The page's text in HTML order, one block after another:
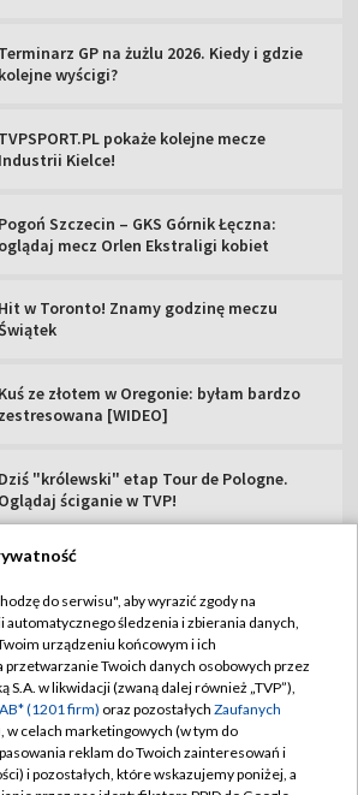
Terminarz GP na żużlu 2026. Kiedy i gdzie
kolejne wyścigi?
TVPSPORT.PL pokaże kolejne mecze
Industrii Kielce!
Pogoń Szczecin – GKS Górnik Łęczna:
oglądaj mecz Orlen Ekstraligi kobiet
Hit w Toronto! Znamy godzinę meczu
Kuś ze złotem w Oregonie: byłam bardzo
zestresowana [WIDEO]
Dziś "królewski" etap Tour de Pologne.
Oglądaj ściganie w TVP!
TVP
Abonament TVP
Sklep TVP
Biuro Reklamy
Oferta Handlowa
Regulamin TVP
Polityka prywatności
Moje zgody
Biuro reklamy
do serwisu", aby wyrazić zgody na
śledzenia i zbierania danych,
urządzeniu końcowym i ich
Twoich danych osobowych przez
S.A. w likwidacji (zwaną dalej również „TVP”),
(1201 firm) oraz pozostałych Zaufanych
, w celach marketingowych (w tym do
reklam do Twoich zainteresowań i
i pozostałych, które wskazujemy poniżej, a